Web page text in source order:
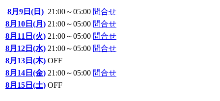
8月9日(日) 21:00～05:00 問合せ
8月10日(月) 21:00～05:00 問合せ
8月11日(火) 21:00～05:00 問合せ
8月12日(水) 21:00～05:00 問合せ
8月13日(木) OFF
8月14日(金) 21:00～05:00 問合せ
8月15日(土) OFF